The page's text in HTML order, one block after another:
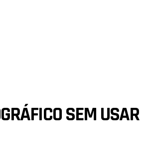
SEM USAR